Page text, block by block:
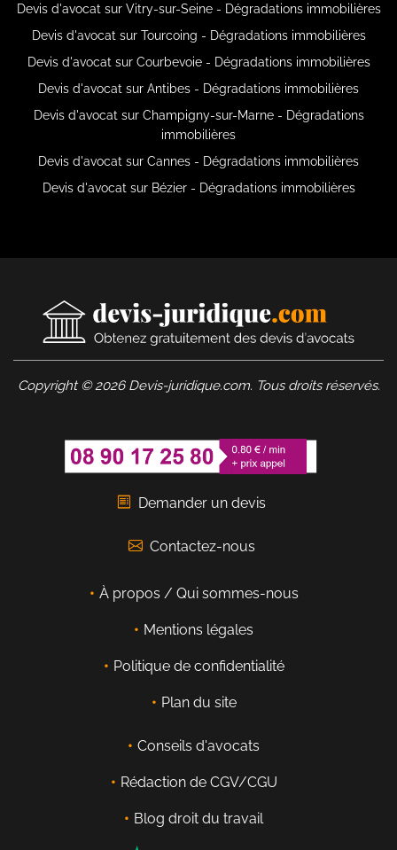
Devis d'avocat sur Vitry-sur-Seine - Dégradations immobilières
Devis d'avocat sur Tourcoing - Dégradations immobilières
Devis d'avocat sur Courbevoie - Dégradations immobilières
Devis d'avocat sur Antibes - Dégradations immobilières
Devis d'avocat sur Champigny-sur-Marne - Dégradations
immobilières
Devis d'avocat sur Cannes - Dégradations immobilières
Devis d'avocat sur Bézier - Dégradations immobilières
Copyright © 2026 Devis-juridique.com. Tous droits réservés.
Demander un devis
Contactez-nous
À propos / Qui sommes-nous
Mentions légales
Politique de confidentialité
Plan du site
Conseils d'avocats
Rédaction de CGV/CGU
Blog droit du travail